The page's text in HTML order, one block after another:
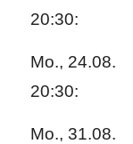
20:30:
Mo., 24.08.
20:30:
Mo., 31.08.